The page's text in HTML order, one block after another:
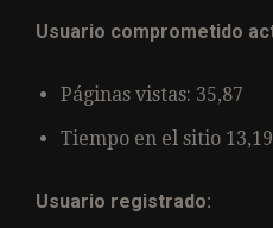
Usuario comprometido
Páginas vistas: 35,87
Tiempo en el sitio
Usuario registrado: